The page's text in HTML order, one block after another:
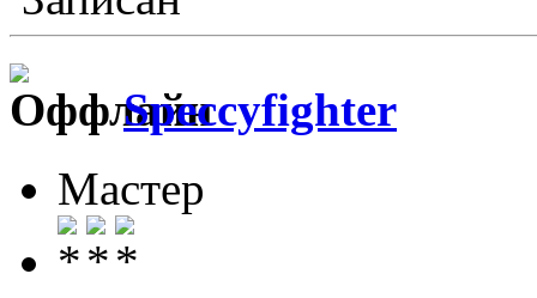
Speccyfighter
Мастер